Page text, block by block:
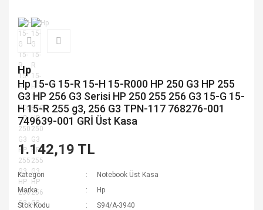
Hp
Hp 15-G 15-R 15-H 15-R000 HP 250 G3 HP 255
G3 HP 256 G3 Serisi HP 250 255 256 G3 15-G 15-
H 15-R 255 g3, 256 G3 TPN-117 768276-001
749639-001 GRİ Üst Kasa
1.142,19 TL
Kategori
Notebook Üst Kasa
Marka
Hp
Stok Kodu
S94/A-3940